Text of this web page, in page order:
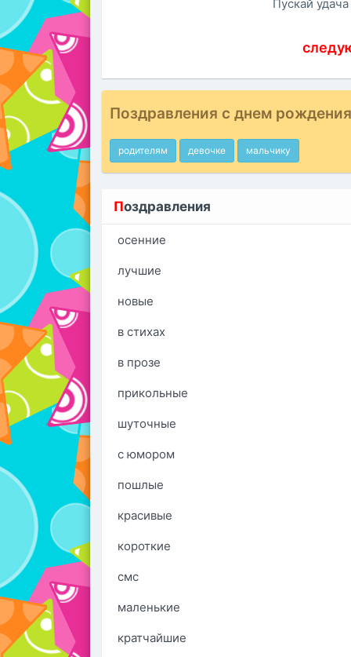
Пускай
Поздравления с днем
родителям девочке мальчику
Поздравления
осенние
лучшие
новые
в стихах
в прозе
прикольные
шуточные
с юмором
пошлые
красивые
короткие
смс
маленькие
кратчайшие